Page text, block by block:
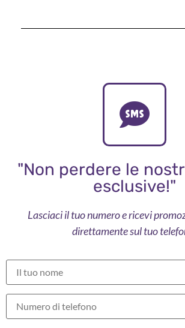
"Non perdere le
esclusive!"
Lasciaci il tuo numero e ricevi
direttamente sul tuo